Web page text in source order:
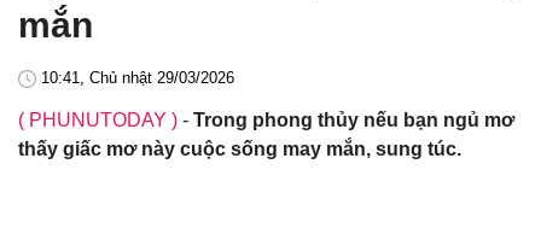
mắn
10:41, Chủ nhật 29/03/2026
( PHUNUTODAY ) - Trong phong thủy nếu bạn ngủ mơ
thấy giấc mơ này cuộc sống may mắn, sung túc.